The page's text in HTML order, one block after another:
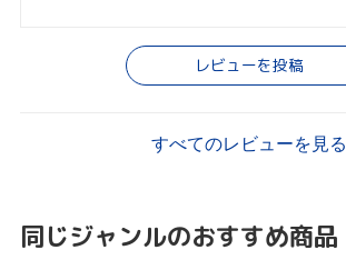
レビューを投稿
すべてのレビューを見る
同じジャンルのおすすめ商品